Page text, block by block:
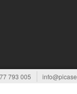
793 005